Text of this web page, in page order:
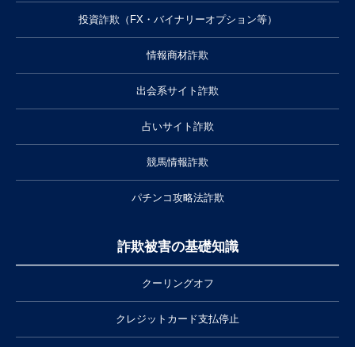
投資詐欺（FX・バイナリーオプション等）
情報商材詐欺
出会系サイト詐欺
占いサイト詐欺
競馬情報詐欺
パチンコ攻略法詐欺
詐欺被害の基礎知識
クーリングオフ
クレジットカード支払停止